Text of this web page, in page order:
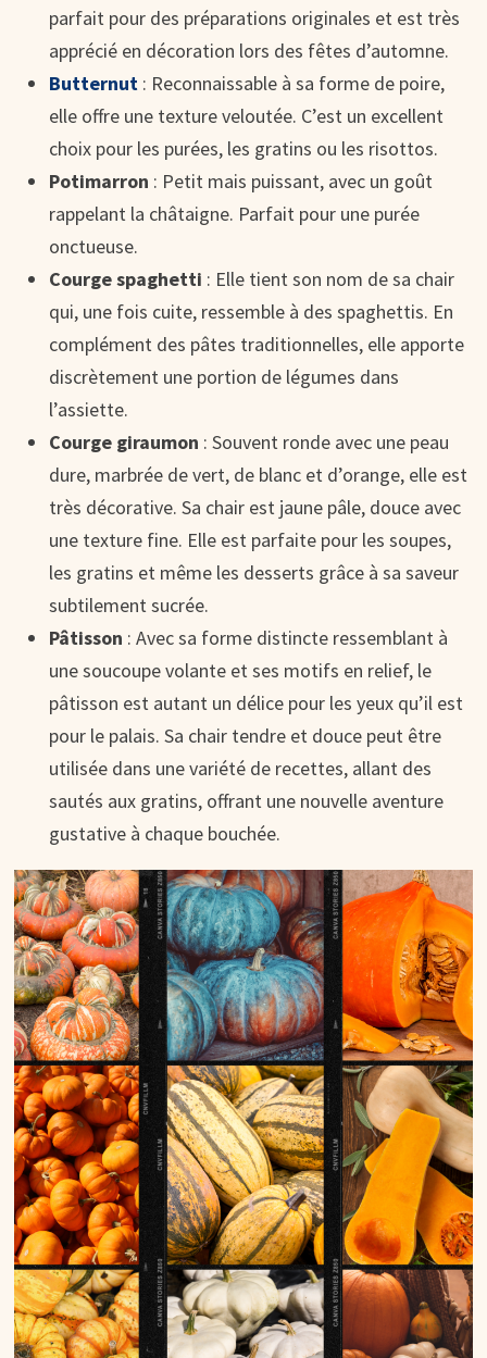
parfait pour des préparations originales et est très
apprécié en décoration lors des fêtes d’automne.
Butternut : Reconnaissable à sa forme de poire,
elle offre une texture veloutée. C’est un excellent
choix pour les purées, les gratins ou les risottos.
Potimarron : Petit mais puissant, avec un goût
rappelant la châtaigne. Parfait pour une purée
onctueuse.
Courge spaghetti : Elle tient son nom de sa chair
qui, une fois cuite, ressemble à des spaghettis. En
complément des pâtes traditionnelles, elle apporte
discrètement une portion de légumes dans
l’assiette.
Courge giraumon : Souvent ronde avec une peau
dure, marbrée de vert, de blanc et d’orange, elle est
très décorative. Sa chair est jaune pâle, douce avec
une texture fine. Elle est parfaite pour les soupes,
les gratins et même les desserts grâce à sa saveur
subtilement sucrée.
Pâtisson : Avec sa forme distincte ressemblant à
une soucoupe volante et ses motifs en relief, le
pâtisson est autant un délice pour les yeux qu’il est
pour le palais. Sa chair tendre et douce peut être
utilisée dans une variété de recettes, allant des
sautés aux gratins, offrant une nouvelle aventure
gustative à chaque bouchée.